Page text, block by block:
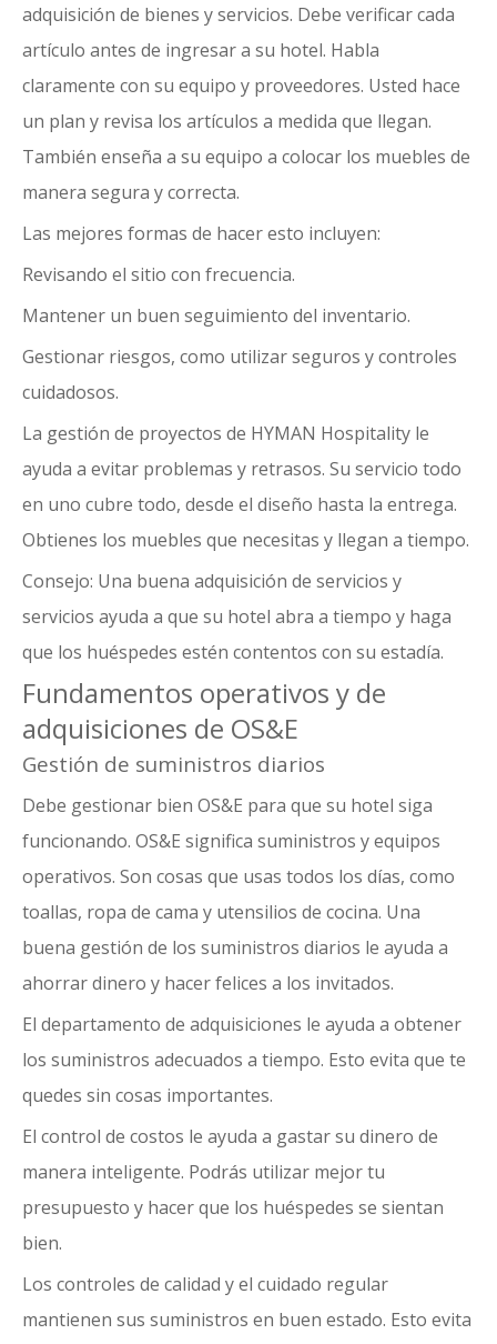
adquisición de bienes y servicios. Debe verificar cada
artículo antes de ingresar a su hotel. Habla
claramente con su equipo y proveedores. Usted hace
un plan y revisa los artículos a medida que llegan.
También enseña a su equipo a colocar los muebles de
manera segura y correcta.
Las mejores formas de hacer esto incluyen:
Revisando el sitio con frecuencia.
Mantener un buen seguimiento del inventario.
Gestionar riesgos, como utilizar seguros y controles
cuidadosos.
La gestión de proyectos de HYMAN Hospitality le
ayuda a evitar problemas y retrasos. Su servicio todo
en uno cubre todo, desde el diseño hasta la entrega.
Obtienes los muebles que necesitas y llegan a tiempo.
Consejo: Una buena adquisición de servicios y
servicios ayuda a que su hotel abra a tiempo y haga
que los huéspedes estén contentos con su estadía.
Fundamentos operativos y de
adquisiciones de OS&E
Gestión de suministros diarios
Debe gestionar bien OS&E para que su hotel siga
funcionando. OS&E significa suministros y equipos
operativos. Son cosas que usas todos los días, como
toallas, ropa de cama y utensilios de cocina. Una
buena gestión de los suministros diarios le ayuda a
ahorrar dinero y hacer felices a los invitados.
El departamento de adquisiciones le ayuda a obtener
los suministros adecuados a tiempo. Esto evita que te
quedes sin cosas importantes.
El control de costos le ayuda a gastar su dinero de
manera inteligente. Podrás utilizar mejor tu
presupuesto y hacer que los huéspedes se sientan
bien.
Los controles de calidad y el cuidado regular
mantienen sus suministros en buen estado. Esto evita